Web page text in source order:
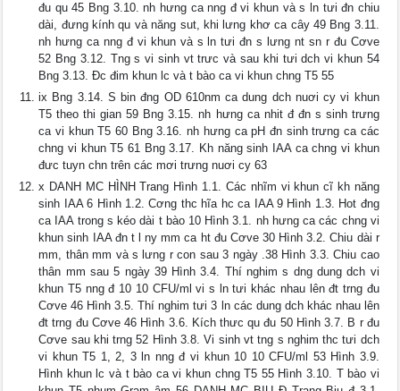
đu qu 45 Bng 3.10. nh hưng ca nng đ vi khun và s ln tưi đn chiu
dài, đưng kính qu và năng sut, khi lưng khơ ca cây 49 Bng 3.11.
nh hưng ca nng đ vi khun và s ln tưi đn s lưng nt sn r đu Cơve
52 Bng 3.12. Tng s vi sinh vt trưc và sau khi tưi dch vi khun 54
Bng 3.13. Đc đim khun lc và t bào ca vi khun chng T5 55
ix Bng 3.14. S bin đng OD 610nm ca dung dch nuơi cy vi khun
T5 theo thi gian 59 Bng 3.15. nh hưng ca nhit đ đn s sinh trưng
ca vi khun T5 60 Bng 3.16. nh hưng ca pH đn sinh trưng ca các
chng vi khun T5 61 Bng 3.17. Kh năng sinh IAA ca chng vi khun
đưc tuyn chn trên các mơi trưng nuơi cy 63
x DANH MC HÌNH Trang Hình 1.1. Các nhĩm vi khun cĩ kh năng
sinh IAA 6 Hình 1.2. Cơng thc hĩa hc ca IAA 9 Hình 1.3. Hot đng
ca IAA trong s kéo dài t bào 10 Hình 3.1. nh hưng ca các chng vi
khun sinh IAA đn t l ny mm ca ht đu Cơve 30 Hình 3.2. Chiu dài r
mm, thân mm và s lưng r con sau 3 ngày .38 Hình 3.3. Chiu cao
thân mm sau 5 ngày 39 Hình 3.4. Thí nghim s dng dung dch vi
khun T5 nng đ 10 10 CFU/ml vi s ln tưi khác nhau lên đt trng đu
Cơve 46 Hình 3.5. Thí nghim tưi 3 ln các dung dch khác nhau lên
đt trng đu Cơve 46 Hình 3.6. Kích thưc qu đu 50 Hình 3.7. B r đu
Cơve sau khi trng 52 Hình 3.8. Vi sinh vt tng s nghim thc tưi dch
vi khun T5 1, 2, 3 ln nng đ vi khun 10 10 CFU/ml 53 Hình 3.9.
Hình khun lc và t bào ca vi khun chng T5 55 Hình 3.10. T bào vi